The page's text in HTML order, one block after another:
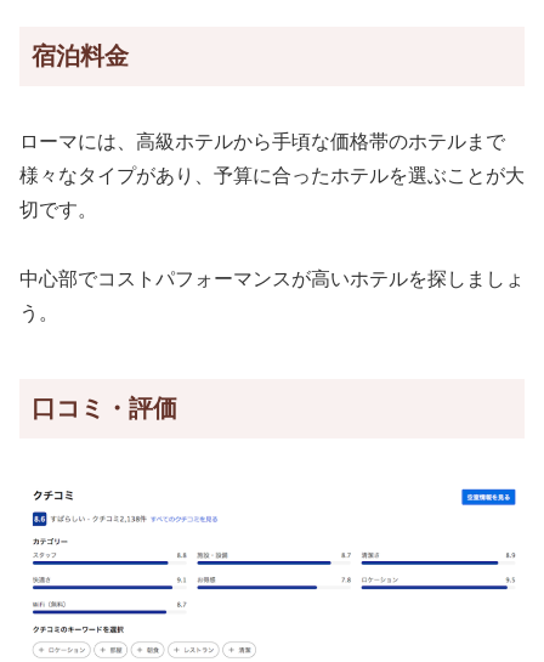
宿泊料金
ローマには、高級ホテルから手頃な価格帯のホテルまで
様々なタイプがあり、予算に合ったホテルを選ぶことが大
切です。
中心部でコストパフォーマンスが高いホテルを探しましょ
う。
口コミ・評価